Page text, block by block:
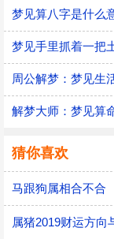
梦见手里抓着一把
周公解梦：梦见生
解梦大师：梦见算
猜你喜欢
马跟狗属相合不合
属猪2019财运方向